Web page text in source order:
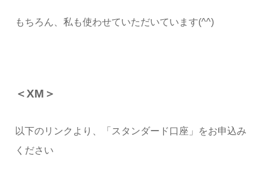
もちろん、私も使わせていただいています(^^)
＜XM＞
以下のリンクより、「スタンダード口座」をお申込み
ください